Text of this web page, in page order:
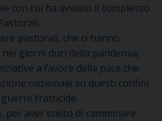
con cui ha avviato il complesso
pastorali, che ci hanno
giorni duri della pandemia;
a favore della pace che
nazionale su questi confini
fratricide.
per aver scelto di camminare